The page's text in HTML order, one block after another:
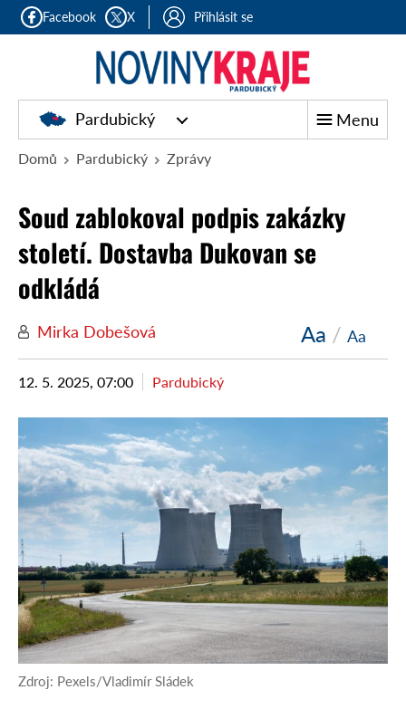
Facebook X Přihlásit se
Pardubický Menu
Domů Pardubický Zprávy
Soud zablokoval podpis zakázky
století. Dostavba Dukovan se
odkládá
Mirka Dobešová Aa / Aa
12. 5. 2025, 07:00 Pardubický
Zdroj: Pexels/Vladimír Sládek